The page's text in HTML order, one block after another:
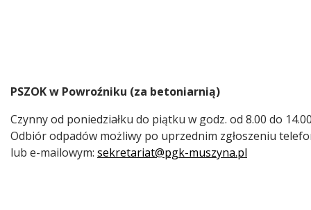
PSZOK w Powroźniku (za betoniarnią)
Czynny od poniedziałku do piątku w godz. od 8.00 do 14.00
Odbiór odpadów możliwy po uprzednim zgłoszeniu
lub e-mailowym: sekretariat@pgk-muszyna.pl